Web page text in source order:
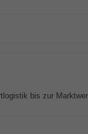
bis zur